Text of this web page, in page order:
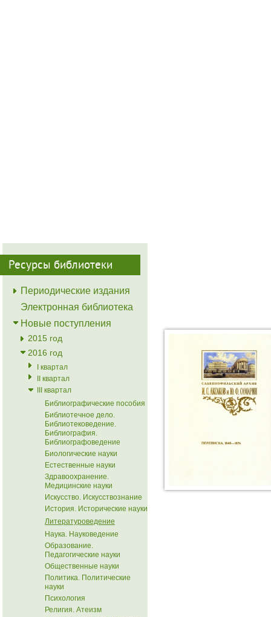
Ресурсы библиотеки
Периодические издания
Электронная библиотека
Новые поступления
2015 год
2016 год
I квартал
II квартал
III квартал
Библиографические пособия
Библиотечное дело.
Библиотековедение.
Библиография.
Библиографоведение
Биологические науки
Естественные науки
Здравоохранение.
Медицинские науки
Искусство. Искусствознание
История. Исторические науки
Литературоведение
Наука. Науковедение
Образование.
Педагогические науки
Общественные науки
Политика. Политические
науки
Психология
Религия. Атеизм